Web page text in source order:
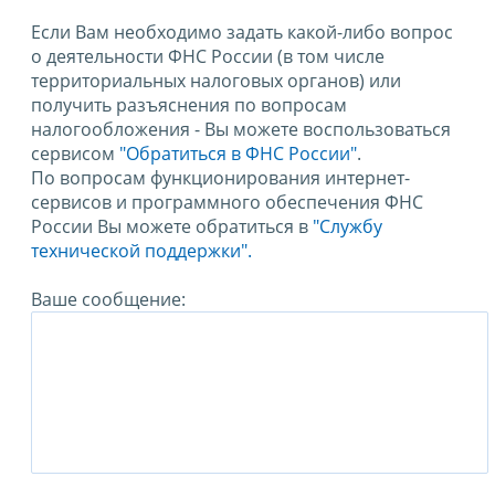
Если Вам необходимо задать какой-либо вопрос
о деятельности ФНС России (в том числе
территориальных налоговых органов) или
получить разъяснения по вопросам
налогообложения - Вы можете воспользоваться
сервисом "Обратиться в ФНС России".
По вопросам функционирования интернет-
сервисов и программного обеспечения ФНС
России Вы можете обратиться в "Службу
технической поддержки".
Ваше сообщение: